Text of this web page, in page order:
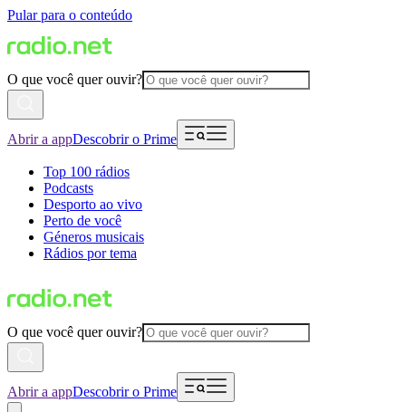
Pular para o conteúdo
O que você quer ouvir?
Abrir a appDescobrir o Prime
Top 100 rádios
Podcasts
Desporto ao vivo
Perto de você
Géneros musicais
Rádios por tema
O que você quer ouvir?
Abrir a appDescobrir o Prime